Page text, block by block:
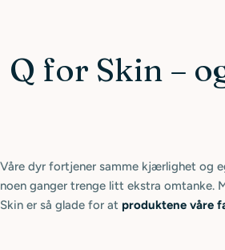
Q for Skin –
Våre dyr fortjener samme kjærlighet og
noen ganger trenge litt ekstra omtanke.
Skin er så glade for at produktene våre